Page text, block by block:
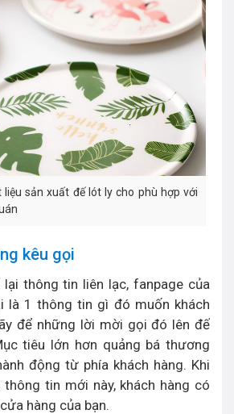
liệu sản xuất đế lót ly cho phù hợp với
kêu gọi
thông tin liên lạc, fanpage của
là 1 thông tin gì đó muốn khách
để những lời mời gọi đó lên đế
tiêu lớn hơn quảng bá thương
động từ phía khách hàng. Khi
tin mới này, khách hàng có
hàng của bạn.